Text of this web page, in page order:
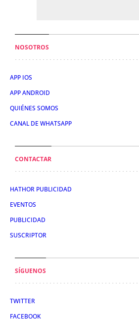
NOSOTROS
APP IOS
APP ANDROID
QUIÉNES SOMOS
CANAL DE WHATSAPP
CONTACTAR
HATHOR PUBLICIDAD
EVENTOS
PUBLICIDAD
SUSCRIPTOR
SÍGUENOS
TWITTER
FACEBOOK